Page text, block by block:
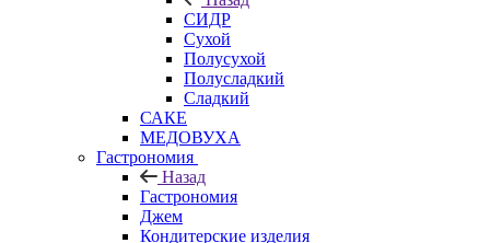
СИДР
Сухой
Полусухой
Полусладкий
Сладкий
САКЕ
МЕДОВУХА
Гастрономия
Назад
Гастрономия
Джем
Кондитерские изделия